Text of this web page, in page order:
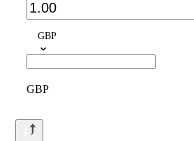
GBP
GBP